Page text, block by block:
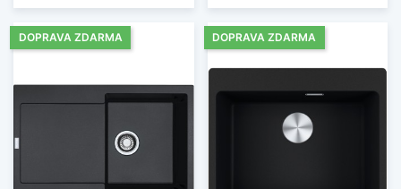
DOPRAVA ZDARMA DOPRAVA ZDARMA